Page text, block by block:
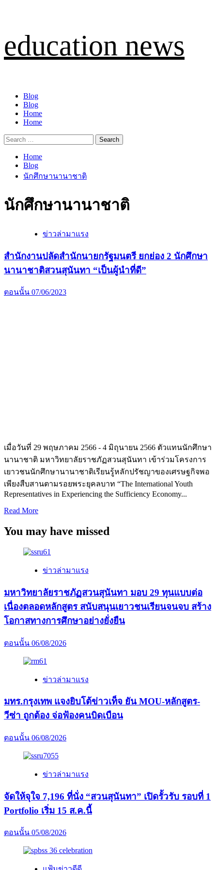
to
content
education news
Primary
Menu
Blog
Blog
Home
Home
Search
for:
Home
Blog
นักศึกษานานาชาติ
นักศึกษานานาชาติ
ข่าวล่ามาแรง
สำนักงานปลัดสำนักนายกรัฐมนตรี ยกย่อง 2 นักศึกษา
นานาชาติสวนสุนันทา “เป็นผู้นำที่ดี”
ตอนนั้น 07/06/2023
เมื่อวันที่ 29 พฤษภาคม 2566 - 4 มิถุนายน 2566 ตัวแทนนักศึกษา
นานาชาติ มหาวิทยาลัยราชภัฏสวนสุนันทา เข้าร่วมโครงการ
เยาวชนนักศึกษานานาชาติเรียนรู้หลักปรัชญาของเศรษฐกิจพอ
เพียงสืบสานตามรอยพระยุคลบาท “The International Youth
Representatives in Experiencing the Sufficiency Economy...
Read MoreRead
about
สำนักงาน
ปลัด
นายก
รัฐมนตรี
ยกย่อง
2
นักศึกษา
สวนสุนันทา
ที่
You may have missed
ข่าวล่ามาแรง
มหาวิทยาลัยราชภัฏสวนสุนันทา มอบ 29 ทุนแบบต่อ
เนื่องตลอดหลักสูตร สนับสนุนเยาวชนเรียนจนจบ สร้าง
โอกาสทางการศึกษาอย่างยั่งยืน
ตอนนั้น 06/08/2026
ข่าวล่ามาแรง
มทร.กรุงเทพ แจงยิบโต้ข่าวเท็จ ยัน MOU-หลักสูตร-
วีซ่า ถูกต้อง จ่อฟ้องคนบิดเบือน
ตอนนั้น 06/08/2026
ข่าวล่ามาแรง
จัดให้จุใจ 7,196 ที่นั่ง “สวนสุนันทา” เปิดรั้วรับ รอบที่ 1
Portfolio เริ่ม 15 ส.ค.นี้
ตอนนั้น 05/08/2026